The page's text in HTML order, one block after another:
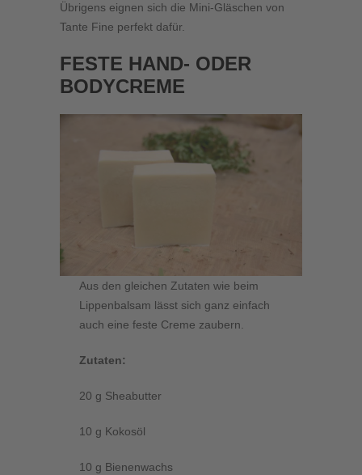
Übrigens eignen sich die Mini-Gläschen von
Tante Fine perfekt dafür.
FESTE HAND- ODER
BODYCREME
Aus den gleichen Zutaten wie beim
Lippenbalsam lässt sich ganz einfach
auch eine feste Creme zaubern.
Zutaten:
20 g Sheabutter
10 g Kokosöl
10 g Bienenwachs